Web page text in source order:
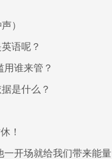
）
语呢？
谁来管？
是什么？
！
一开场就给我们带来能量